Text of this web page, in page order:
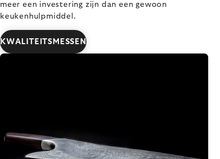
meer een investering zijn dan een gewoon
keukenhulpmiddel.
KWALITEITSMESSEN